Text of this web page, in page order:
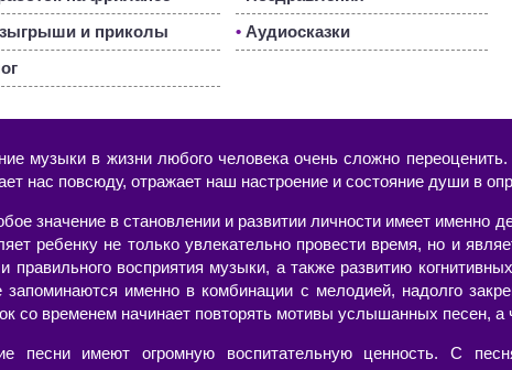
и приколы • Аудиосказки
музыки в жизни любого человека очень сложно
нас повсюду, отражает наш настроение и состояние души в
значение в становлении и развитии личности имеет именно
ребенку не только увлекательно провести время, но и
правильного восприятия музыки, а также развитию
запоминаются именно в комбинации с мелодией, надолго
со временем начинает повторять мотивы услышанных песен, а
песни имеют огромную воспитательную ценность. С